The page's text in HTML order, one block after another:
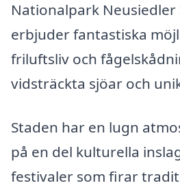
Nationalpark Neusiedler
erbjuder fantastiska
friluftsliv och
vidsträckta sjöar och
Staden har en lugn
på en del kulturella
festivaler som firar